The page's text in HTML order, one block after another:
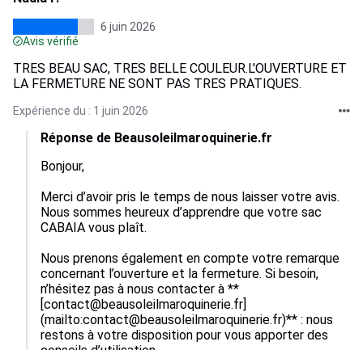
6 juin 2026
Avis vérifié
TRES BEAU SAC, TRES BELLE COULEUR.L'OUVERTURE ET
LA FERMETURE NE SONT PAS TRES PRATIQUES.
Expérience du : 1 juin 2026
Réponse de Beausoleilmaroquinerie.fr
Bonjour,
Merci d’avoir pris le temps de nous laisser votre avis.
Nous sommes heureux d’apprendre que votre sac
CABAIA vous plaît.
Nous prenons également en compte votre remarque
concernant l’ouverture et la fermeture. Si besoin,
n’hésitez pas à nous contacter à **
[contact@beausoleilmaroquinerie.fr]
(mailto:contact@beausoleilmaroquinerie.fr)** : nous
restons à votre disposition pour vous apporter des